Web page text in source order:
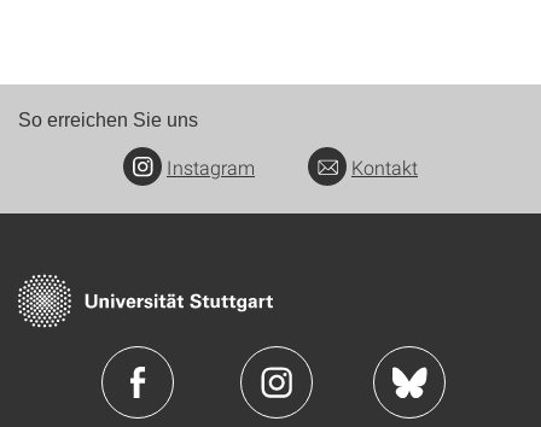
So erreichen Sie uns
Instagram Kontakt